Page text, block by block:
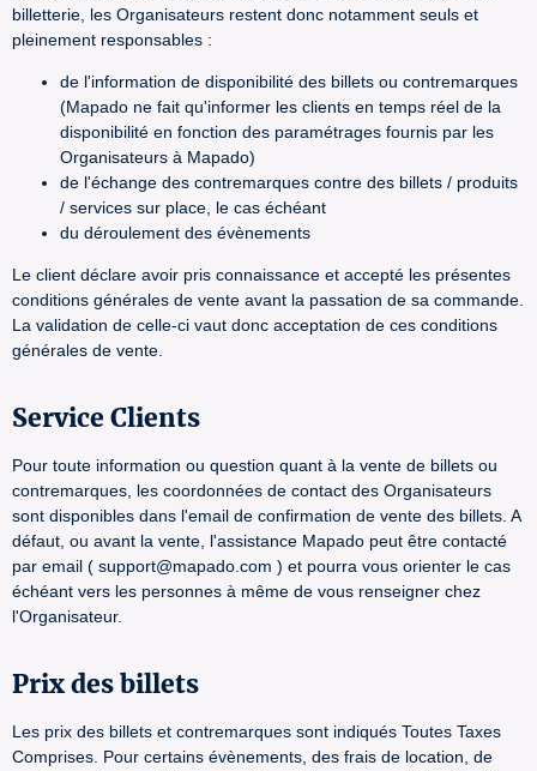
billetterie, les Organisateurs restent donc notamment seuls et
pleinement responsables :
de l'information de disponibilité des billets ou contremarques
(Mapado ne fait qu'informer les clients en temps réel de la
disponibilité en fonction des paramétrages fournis par les
Organisateurs à Mapado)
de l'échange des contremarques contre des billets / produits
/ services sur place, le cas échéant
du déroulement des évènements
Le client déclare avoir pris connaissance et accepté les présentes
conditions générales de vente avant la passation de sa commande.
La validation de celle-ci vaut donc acceptation de ces conditions
générales de vente.
Service Clients
Pour toute information ou question quant à la vente de billets ou
contremarques, les coordonnées de contact des Organisateurs
sont disponibles dans l'email de confirmation de vente des billets. A
défaut, ou avant la vente, l'assistance Mapado peut être contacté
par email ( support@mapado.com ) et pourra vous orienter le cas
échéant vers les personnes à même de vous renseigner chez
l'Organisateur.
Prix des billets
Les prix des billets et contremarques sont indiqués Toutes Taxes
Comprises. Pour certains évènements, des frais de location, de